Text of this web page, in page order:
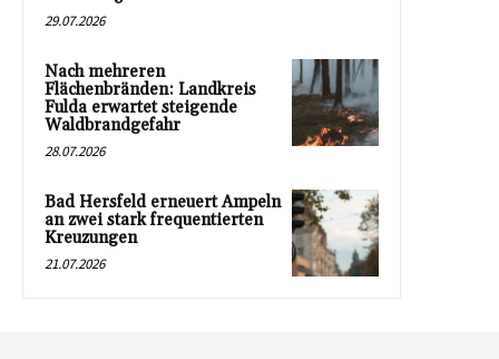
29.07.2026
Nach mehreren
Flächenbränden: Landkreis
Fulda erwartet steigende
Waldbrandgefahr
28.07.2026
Bad Hersfeld erneuert Ampeln
an zwei stark frequentierten
Kreuzungen
21.07.2026